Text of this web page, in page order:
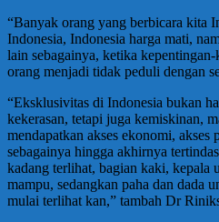
“Banyak orang yang berbicara kita
Indonesia, Indonesia harga mati,
lain sebagainya, ketika
orang menjadi tidak peduli dengan
“Eksklusivitas di Indonesia bukan
kekerasan, tetapi juga kemiskinan,
mendapatkan akses ekonomi, akses
sebagainya hingga akhirnya
kadang terlihat, bagian kaki, kepala
mampu, sedangkan paha dan dada
mulai terlihat kan,” tambah Dr